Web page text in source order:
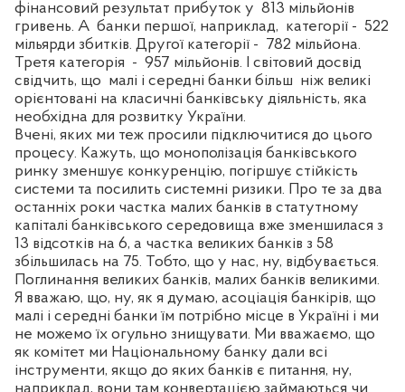
фінансовий результат прибуток у 813 мільйонів
гривень. А банки першої, наприклад, категорії - 522
мільярди збитків. Другої категорії - 782 мільйона.
Третя категорія - 957 мільйонів. І світовий досвід
свідчить, що малі і середні банки більш ніж великі
орієнтовані на класичні банківську діяльність, яка
необхідна для розвитку України.
Вчені, яких ми теж просили підключитися до цього
процесу. Кажуть, що монополізація банківського
ринку зменшує конкуренцію, погіршує стійкість
системи та посилить системні ризики. Про те за два
останніх роки частка малих банків в статутному
капіталі банківського середовища вже зменшилася з
13 відсотків на 6, а частка великих банків з 58
збільшилась на 75. Тобто, що у нас, ну, відбувається.
Поглинання великих банків, малих банків великими.
Я вважаю, що, ну, як я думаю, асоціація банкірів, що
малі і середні банки їм потрібно місце в Україні і ми
не можемо їх огульно знищувати. Ми вважаємо, що
як комітет ми Національному банку дали всі
інструменти, якщо до яких банків є питання, ну,